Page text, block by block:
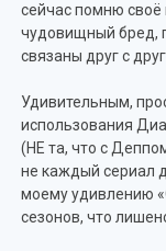
сейчас помню своё
чудовищный бред,
связаны друг с
Удивительным,
использования
(НЕ та, что с
не каждый сериал
моему удивлению
сезонов, что